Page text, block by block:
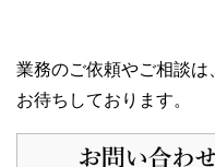
業務のご依頼やご相談は
お待ちしております。